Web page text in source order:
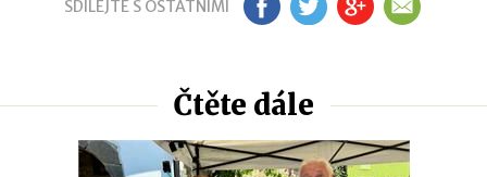
SDÍLEJTE S OSTATNÍMI FB TW GP EM
Čtěte dále